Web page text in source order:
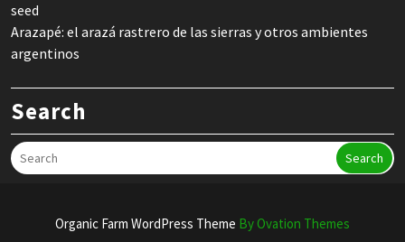
seed
Arazapé: el arazá rastrero de las sierras y otros ambientes
argentinos
Search
Search
Organic Farm WordPress Theme By Ovation Themes